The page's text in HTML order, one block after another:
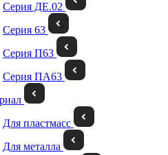
Серия ДЕ.02
Серия 63
Серия П63
Серия ПА63
Для пластмасс
Для металла